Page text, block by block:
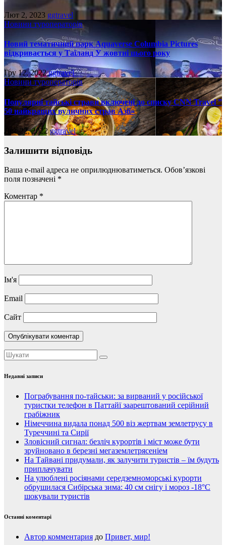
Лют 2, 2023 ggtravel
Новини туроператорів
Новий тематичний парк Aquaverse Columbia Pictures
відкривається у Таїланд У жовтні цього року
Гру 12, 2022ggtravel
Новини туроператорів
Популярні тайські страви включені до списку CNN Travel ”
50 найкращих вуличних страв Азії»
Лис 22, 2022ggtravel
Залишити відповідь
Ваша e-mail адреса не оприлюднюватиметься. Обов’язкові
поля позначені *
Коментар *
Ім'я
Email
Сайт
Недавні записи
Пограбування по-тайськи: за вирваний у російської
туристки телефон в Паттайї заарештований серійний
грабіжник
Німеччина видала понад 500 віз жертвам землетрусу в
Туреччині та Сирії
Зловісний сигнал: безліч курортів і міст може бути
зруйновано в березні мегаземлетрясеніем
На Тайвані придумали, як залучити туристів – їм будуть
приплачувати
На улюблені росіянами середземноморські курорти
обрушилася Сибірська зима: 40 см снігу і мороз -18°C
шокували туристів
Останні коментарі
Автор комментария до Привет, мир!